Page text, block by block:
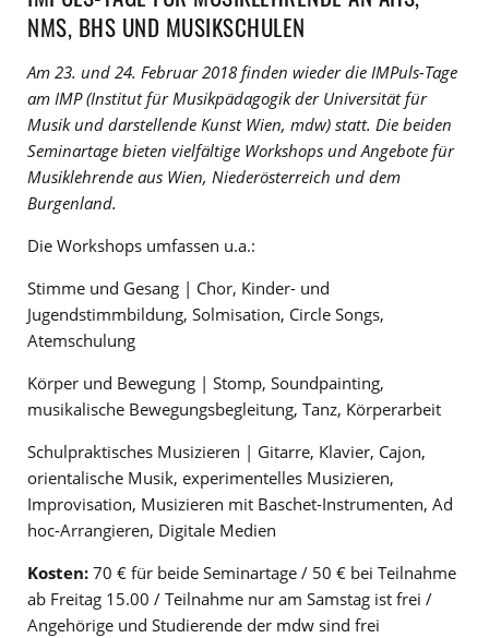
NMS, BHS UND MUSIKSCHULEN
Am 23. und 24. Februar 2018 finden wieder die IMPuls-Tage
am IMP (Institut für Musikpädagogik der Universität für
Musik und darstellende Kunst Wien, mdw) statt. Die beiden
Seminartage bieten vielfältige Workshops und Angebote für
Musiklehrende aus Wien, Niederösterreich und dem
Burgenland.
Die Workshops umfassen u.a.:
Stimme und Gesang | Chor, Kinder- und
Jugendstimmbildung, Solmisation, Circle Songs,
Atemschulung
Körper und Bewegung | Stomp, Soundpainting,
musikalische Bewegungsbegleitung, Tanz, Körperarbeit
Schulpraktisches Musizieren | Gitarre, Klavier, Cajon,
orientalische Musik, experimentelles Musizieren,
Improvisation, Musizieren mit Baschet-Instrumenten, Ad
hoc-Arrangieren, Digitale Medien
Kosten: 70 € für beide Seminartage / 50 € bei Teilnahme
ab Freitag 15.00 / Teilnahme nur am Samstag ist frei /
Angehörige und Studierende der mdw sind frei